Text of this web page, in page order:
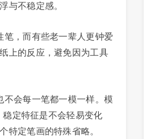
与不稳定感。
，而有些老一辈人更钟爱
上的反应，避免因为工具
会每一笔都一模一样。模
稳定特征是不会轻易变化
特定笔画的特殊省略。